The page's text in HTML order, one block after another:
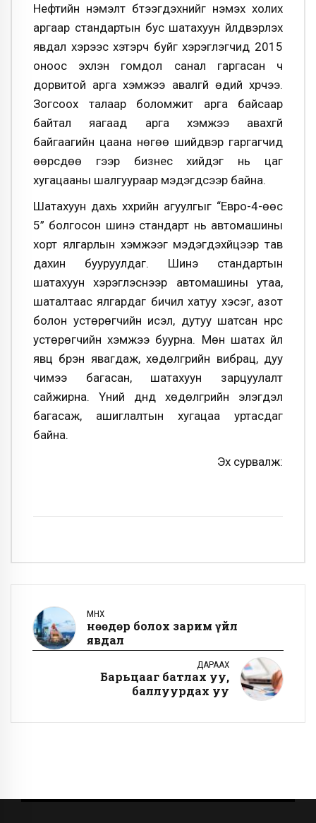
Нефтийн нэмэлт бүтээгдэхүүнийг нэмэх холих
аргаар стандартын бус шатахуун үйлдвэрлэх
явдал хэрээс хэтэрч буйг хэрэглэгчид 2015
оноос эхлэн гомдол санал гаргасан ч
дорвитой арга хэмжээ авалгүй өдий хүрчээ.
Зогсоох талаар боломжит арга байсаар
байтал яагаад арга хэмжээ авахгүй
байгаагийн цаана нөгөө шийдвэр гаргагчид
өөрсдөө үүгээр бизнес хийдэг нь цаг
хугацааны шалгуураар мэдэгдсээр байна.
Шатахуун дахь хүхрийн агуулгыг “Евро-4-өөс
5” болгосон шинэ стандарт нь автомашины
хорт ялгарлын хэмжээг мэдэгдэхүйцээр тав
дахин бууруулдаг. Шинэ стандартын
шатахуун хэрэглэснээр автомашины утаа,
шаталтаас ялгардаг бичил хатуу хэсэг, азот
болон устөрөгчийн исэл, дутуу шатсан нүүрс
устөрөгчийн хэмжээ буурна. Мөн шатах үйл
явц бүрэн явагдаж, хөдөлгүүрийн вибрац, дуу
чимээ багасан, шатахуун зарцуулалт
сайжирна. Үүний дүнд хөдөлгүүрийн элэгдэл
багасаж, ашиглалтын хугацаа уртасдаг
байна.
Эх сурвалж:
ӨМНӨХ
Өнөөдөр болох зарим үйл
явдал
ДАРААХ
Барьцааг батлах уу,
баллуурдах уу